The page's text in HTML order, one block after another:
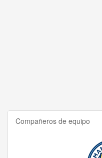
Compañeros de equipo